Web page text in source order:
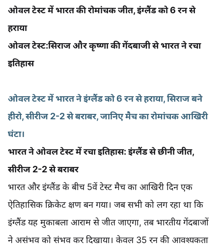
ओवल टेस्ट में भारत की रोमांचक जीत, इंग्लैंड को 6 रन से
हराया
ओवल टेस्ट:सिराज और कृष्णा की गेंदबाजी से भारत ने रचा
इतिहास
ओवल टेस्ट में भारत ने इंग्लैंड को 6 रन से हराया, सिराज बने
हीरो, सीरीज 2-2 से बराबर, जानिए मैच का रोमांचक आखिरी
घंटा।
भारत ने ओवल टेस्ट में रचा इतिहास: इंग्लैंड से छीनी जीत,
सीरीज 2-2 से बराबर
भारत और इंग्लैंड के बीच 5वें टेस्ट मैच का आखिरी दिन एक
ऐतिहासिक क्रिकेट क्षण बन गया। जब सभी को लग रहा था कि
इंग्लैंड यह मुकाबला आराम से जीत जाएगा, तब भारतीय गेंदबाजों
ने असंभव को संभव कर दिखाया। केवल 35 रन की आवश्यकता